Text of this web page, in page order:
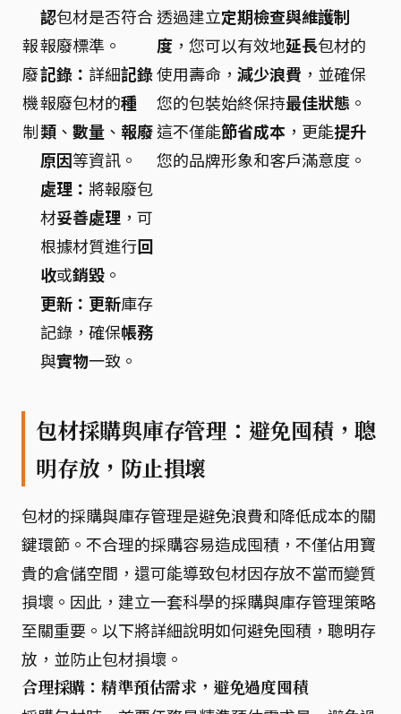
報
廢
機
制
認包材是否符合
報廢標準。
記錄： 詳細記錄
報廢包材的種
類 、 數量 、 報廢
原因等資訊。
處理： 將報廢包
材妥善處理 ，可
根據材質進行回
收或銷毀 。
更新： 更新庫存
記錄，確保帳務
與實物一致。
透過建立定期檢查與維護制
度 ，您可以有效地延長包材的
使用壽命， 減少浪費 ，並確保
您的包裝始終保持最佳狀態 。
這不僅能節省成本 ，更能提升
您的品牌形象和客戶滿意度。
包材採購與庫存管理：避免囤積，聰
明存放，防止損壞
包材的採購與庫存管理是避免浪費和降低成本的關
鍵環節。不合理的採購容易造成囤積，不僅佔用寶
貴的倉儲空間，還可能導致包材因存放不當而變質
損壞。因此，建立一套科學的採購與庫存管理策略
至關重要。以下將詳細說明如何避免囤積，聰明存
放，並防止包材損壞。
合理採購：精準預估需求，避免過度囤積